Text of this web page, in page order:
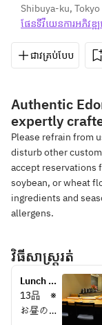
Shibuya-ku, Tokyo
ផែនទី​វីយេន​ការ​អភិវឌ្
ជាវគ្រប់បែប
Authentic
expertly
Please refrain from
disturb other
accept reservations
soybean, or wheat
ingredients and
allergens.
វិធីសាស្រ្តរត់
Lunch
Course
13品　※
お昼のコ